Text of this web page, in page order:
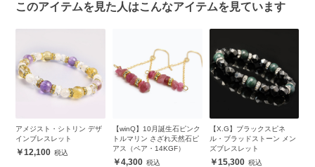
このアイテムを見た人はこんなアイテムを見ています
アメジスト・シトリン デザ
インブレスレット
12,100
【winQ】10月誕生石ピンク
トルマリン さざれ天然石ピ
アス（ペア・14KGF）
4,300
【X.G】ブラックスピネ
ル・ブラッドストーン メン
ズブレスレット
15,300